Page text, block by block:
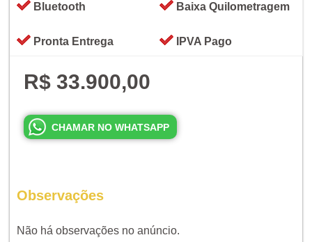
Bluetooth Baixa Quilometragem
Pronta Entrega IPVA Pago
R$ 33.900,00
CHAMAR NO WHATSAPP
Observações
Não há observações no anúncio.